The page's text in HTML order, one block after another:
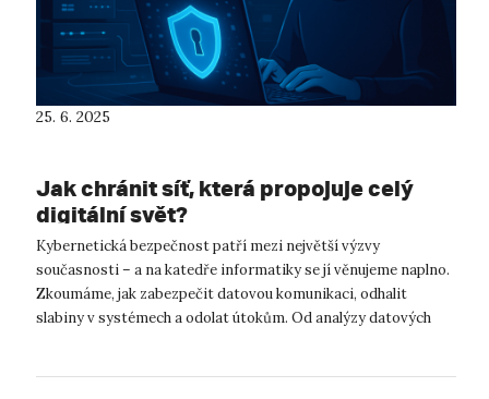
25. 6. 2025
Jak chránit síť, která propojuje celý
digitální svět?
Kybernetická bezpečnost patří mezi největší výzvy
současnosti – a na katedře informatiky se jí věnujeme naplno.
Zkoumáme, jak zabezpečit datovou komunikaci, odhalit
slabiny v systémech a odolat útokům. Od analýzy datových